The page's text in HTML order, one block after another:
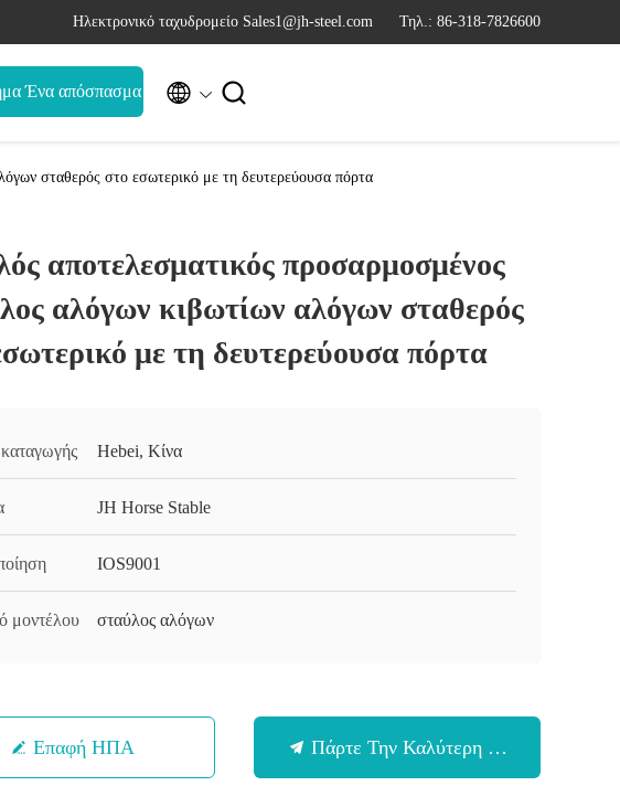
Ηλεκτρονικό ταχυδρομείο Sales1@jh-steel.com Τηλ.: 86-318-7826600
Ένα απόσπασμα  
σταθερός στο εσωτερικό με τη δευτερεύουσα πόρτα
αποτελεσματικός προσαρμοσμένος
αλόγων κιβωτίων αλόγων σταθερός
με τη δευτερεύουσα πόρτα
Hebei, Κίνα
JH Horse Stable
IOS9001
μοντέλου σταύλος αλόγων
Επαφή ΗΠΑ Πάρτε Την Καλύτερη Τιμή